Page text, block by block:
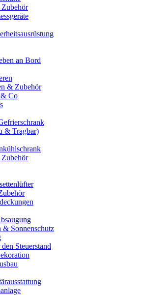
an Bord
& Zubehör
& Co
& Tragbar)
& Sonnenschutz
Steuerstand